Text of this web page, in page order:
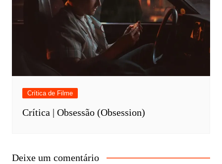
Crítica de Filme
Crítica | Obsessão (Obsession)
Deixe um comentário